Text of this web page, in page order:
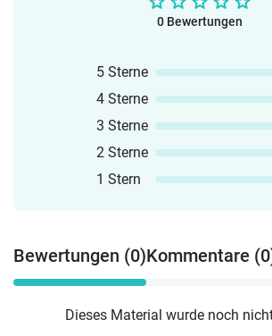
0 Bewertungen
5 Sterne
4 Sterne
3 Sterne
2 Sterne
1 Stern
Bewertungen (0)Kommentare
Dieses Material wurde noch